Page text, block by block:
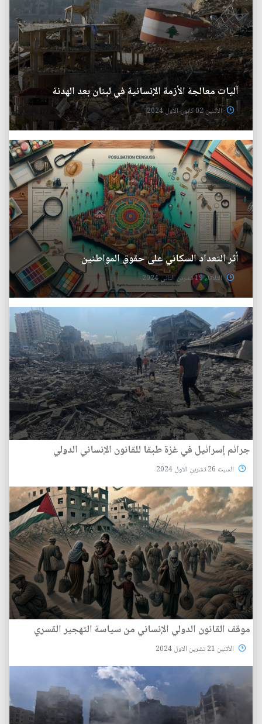
آليات معالجة الأزمة الإنسانية في لبنان بعد الهدنة
الأثنين 02 كانون الأول 2024
أثر التعداد السكاني على حقوق المواطنين
الثلاثاء 19 تشرين الثاني 2024
جرائم إسرائيل في غزة طبقا للقانون الإنساني الدولي
السبت 26 تشرين الاول 2024
موقف القانون الدولي الإنساني من سياسة التهجير القسري
الأثنين 21 تشرين الاول 2024